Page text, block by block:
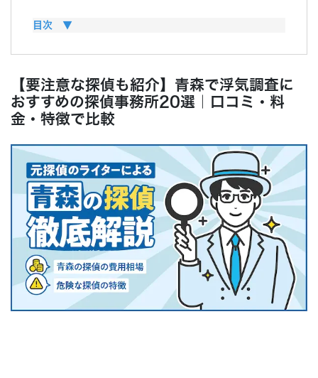
青森県の探偵の料金・費用相場
探偵に浮気調査を依頼するメリット
青森県で浮気調査を行う方法
よくある質問
● まとめ：なんでも無料相談はこちらから
目次 ▼
【要注意な探偵も紹介】青森で浮気調査に
おすすめの探偵事務所20選｜口コミ・料
金・特徴で比較